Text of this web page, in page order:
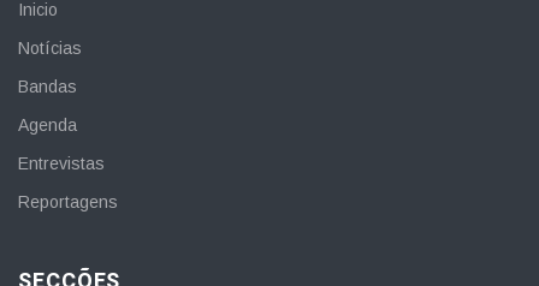
Inicio
Notícias
Bandas
Agenda
Entrevistas
Reportagens